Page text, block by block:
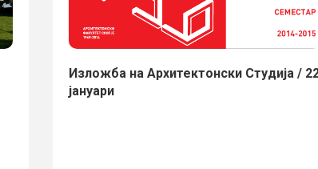
Изложба на Архитектонски Студиjа /
јануари